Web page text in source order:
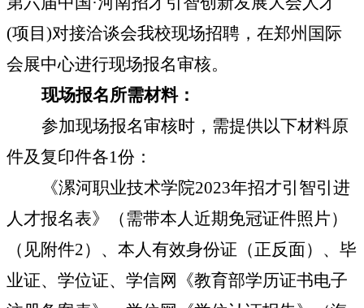
(项目 )对接洽谈会我校现场招聘，在郑州国际
会展中心进行现场报名审核。
现场报名所需材料：
参加现场报名审核时，需提供以下材料原
件及复印件各1份：
《漯河职业技术学院2023年招才引智引进
人才报名表》（需带本人近期免冠证件照片）
（见附件2）、本人有效身份证（正反面）、毕
业证、学位证、学信网《教育部学历证书电子